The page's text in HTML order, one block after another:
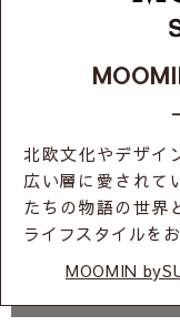
北欧文化やデザイ
広い層に愛されて
たちの物語の世界
ライフスタイルを
MOOMIN